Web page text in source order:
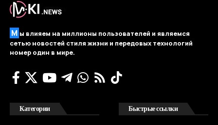
М ы влияем на миллионы пользователей и являемся
сетью новостей стиля жизни и передовых технологий
номер один в мире.
Категории Быстрые ссылки